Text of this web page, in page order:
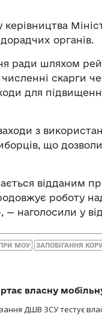
органів.
ради шляхом
скарги
для
з
що
відданим
роботу
наголосили у
МОУ ЗАПОБІГАННЯ
власну
ДШВ ЗСУ тестує